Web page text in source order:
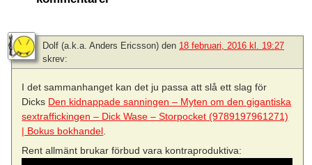
Dolf (a.k.a. Anders Ericsson) den 18 februari, 2016 kl. 19:27
skrev:
I det sammanhanget kan det ju passa att slå ett slag för
Dicks Den kidnappade sanningen – Myten om den gigantiska
sextraffickingen – Dick Wase – Storpocket (9789197961271)
| Bokus bokhandel
Rent allmänt brukar förbud vara kontraproduktiva: